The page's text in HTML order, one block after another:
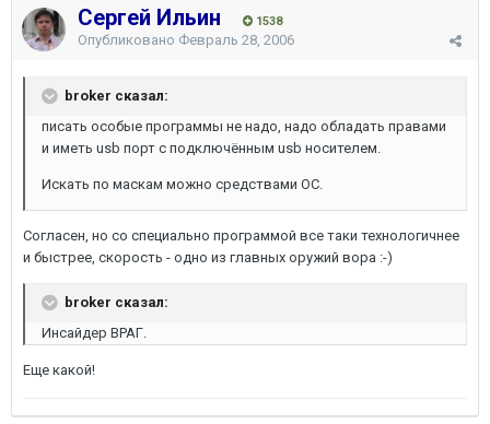
Сергей Ильин 1538
Опубликовано Февраль 28, 2006
broker сказал:
писать особые программы не надо, надо обладать правами
и иметь usb порт с подключённым usb носителем.
Искать по маскам можно средствами ОС.
Согласен, но со специально программой все таки технологичнее
и быстрее, скорость - одно из главных оружий вора :-)
broker сказал:
Инсайдер ВРАГ.
Еще какой!